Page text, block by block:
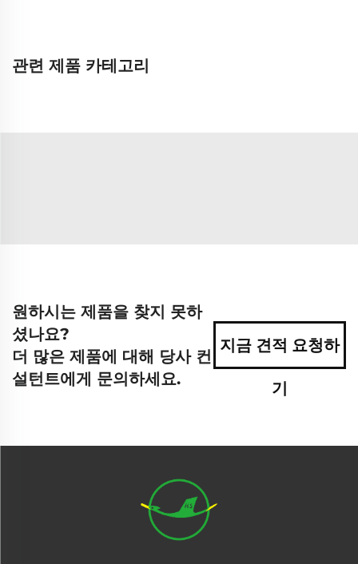
관련 제품 카테고리
원하시는 제품을 찾지 못하
셨나요?
더 많은 제품에 대해 당사 컨
설턴트에게 문의하세요.
지금 견적 요청하
기